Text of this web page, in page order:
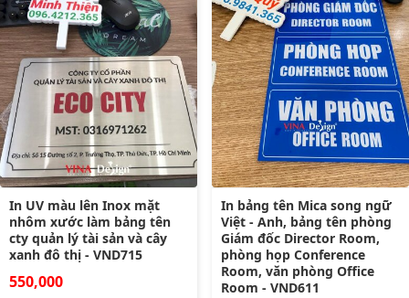
In UV màu lên Inox mặt
nhôm xước làm bảng tên
cty quản lý tài sản và cây
xanh đô thị - VND715
550,000
In bảng tên Mica song ngữ
Việt - Anh, bảng tên phòng
Giám đốc Director Room,
phòng họp Conference
Room, văn phòng Office
Room - VND611